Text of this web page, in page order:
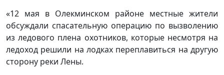
«12 мая в Олекминском районе местные жители
обсуждали спасательную операцию по вызволению
из ледового плена охотников, которые несмотря на
ледоход решили на лодках переплавиться на другую
сторону реки Лены.